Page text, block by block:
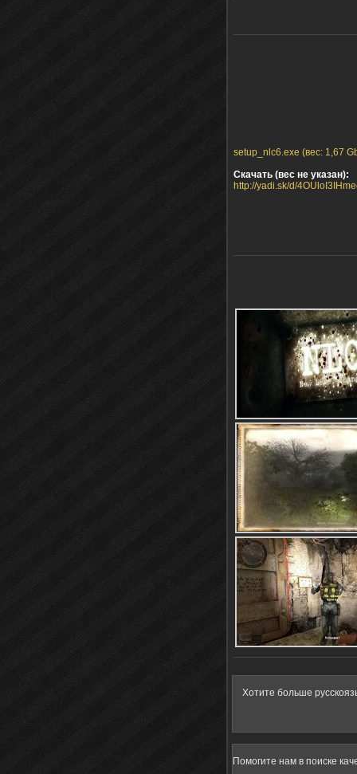
setup_nlc6.exe (вес: 1,67
Скачать (вес не указан):
http://yadi.sk/d/
Хотите больше
Помогите нам в поиске